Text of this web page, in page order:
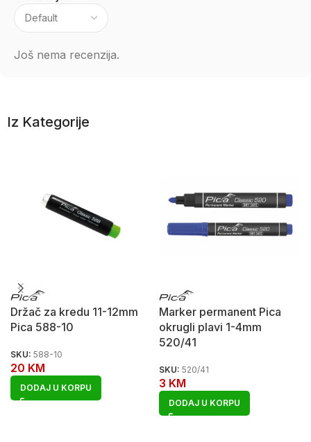
Još nema recenzija.
Iz Kategorije
Držač za kredu 11-12mm
Pica 588-10
SKU: 588-10
20 KM
DODAJ U KORPU
Marker permanent Pica
okrugli plavi 1-4mm
520/41
SKU: 520/41
3 KM
DODAJ U KORPU